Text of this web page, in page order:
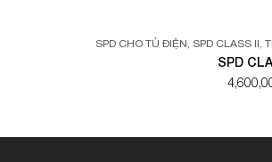
SPD CHO TỦ ĐIỆN, SPD CLASS II,
SPD